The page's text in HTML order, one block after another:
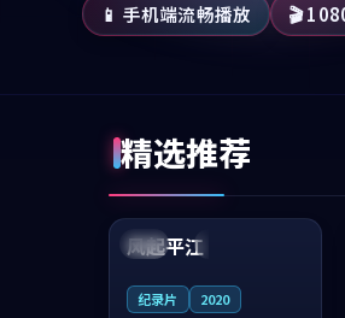
📱 手机端流畅播放 🎬
精选推荐
美国
99:07
风起平江
纪录片 2020